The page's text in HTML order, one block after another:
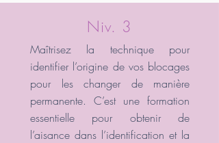
Niv. 3
Maîtrisez la technique pour
identifier l’origine de vos blocages
pour les changer de manière
permanente. C’est une formation
essentielle pour obtenir de
l’aisance dans l’identification et la